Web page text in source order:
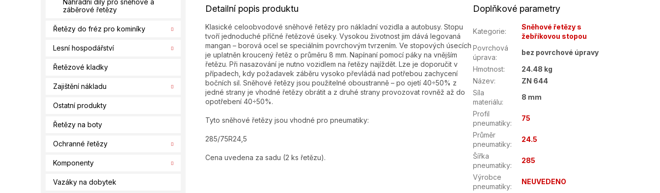
Náhradní díly pro sněhové a
záběrové řetězy
Řetězy do fréz pro kominíky
Lesní hospodářství
Řetězové kladky
Zajištění nákladu
Ostatní produkty
Řetězy na boty
Ochranné řetězy
Komponenty
Vazáky na dobytek
Detailní popis produktu
Klasické celoobvodové sněhové řetězy pro nákladní vozidla a autobusy. Stopu
tvoří jednoduché příčné řetězové úseky. Vysokou životnost jim dává legovaná
mangan – borová ocel se speciálním povrchovým tvrzením. Ve stopových úsecích
je uplatněn kroucený řetěz o průměru 8 mm. Napínaní pomocí páky na vnějším
řetězu. Při nasazování je nutno vozidlem na řetězy najíždět. Lze je doporučit v
případech, kdy požadavek záběru vysoko převládá nad potřebou zachycení
bočních sil. Sněhové řetězy jsou použitelné oboustranně – po ojetí 40÷50% z
jedné strany je vhodné řetězy obrátit a z druhé strany provozovat rovněž až do
opotřebení 40÷50%.
Tyto sněhové řetězy jsou vhodné pro pneumatiky:
285/75R24,5
Cena uvedena za sadu (2 ks řetězu).
Doplňkové parametry
Kategorie:
Sněhové řetězy s
žebříkovou stopou
Povrchová
úprava:
bez povrchové úpravy
Hmotnost:
24.48 kg
Název:
ZN 644
Síla
materiálu:
8 mm
Profil
pneumatiky:
75
Průměr
pneumatiky:
24.5
Šířka
pneumatiky:
285
Výrobce
pneumatiky:
NEUVEDENO